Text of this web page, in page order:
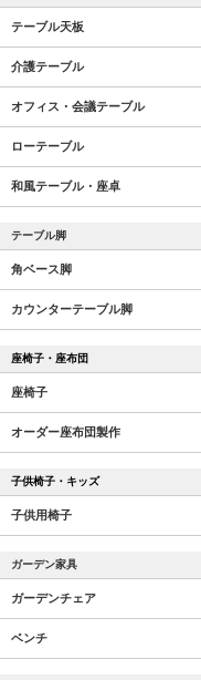
テーブル天板
介護テーブル
オフィス・会議テーブル
ローテーブル
和風テーブル・座卓
テーブル脚
角ベース脚
カウンターテーブル脚
座椅子・座布団
座椅子
オーダー座布団製作
子供椅子・キッズ
子供用椅子
ガーデン家具
ガーデンチェア
ベンチ